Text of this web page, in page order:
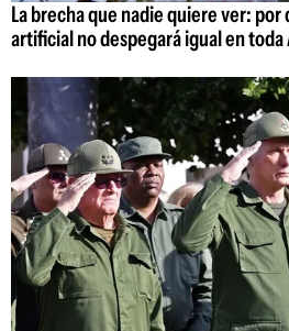
La brecha que nadie quiere ver:
artificial no despegará igual en